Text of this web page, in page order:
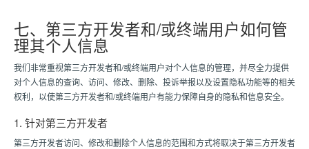
七、第三方开发者和/或终端用户如何管
理其个人信息
我们非常重视第三方开发者和/或终端用户对个人信息的管理，并尽全力提供
对个人信息的查询、访问、修改、删除、投诉举报以及设置隐私功能等的相关
权利，以使第三方开发者和/或终端用户有能力保障自身的隐私和信息安全。
1. 针对第三方开发者
第三方开发者访问、修改和删除个人信息的范围和方式将取决于第三方开发者